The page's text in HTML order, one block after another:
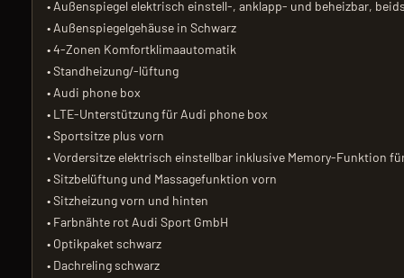
• Außenspiegel elektrisch einstell-, anklapp- und beheizbar,
• Außenspiegelgehäuse in Schwarz
• 4-Zonen Komfortklimaautomatik
• Standheizung/-lüftung
• Audi phone box
• LTE-Unterstützung für Audi phone box
• Sportsitze plus vorn
• Vordersitze elektrisch einstellbar inklusive Memory-Funktion
• Sitzbelüftung und Massagefunktion vorn
• Sitzheizung vorn und hinten
• Farbnähte rot Audi Sport GmbH
• Optikpaket schwarz
• Dachreling schwarz